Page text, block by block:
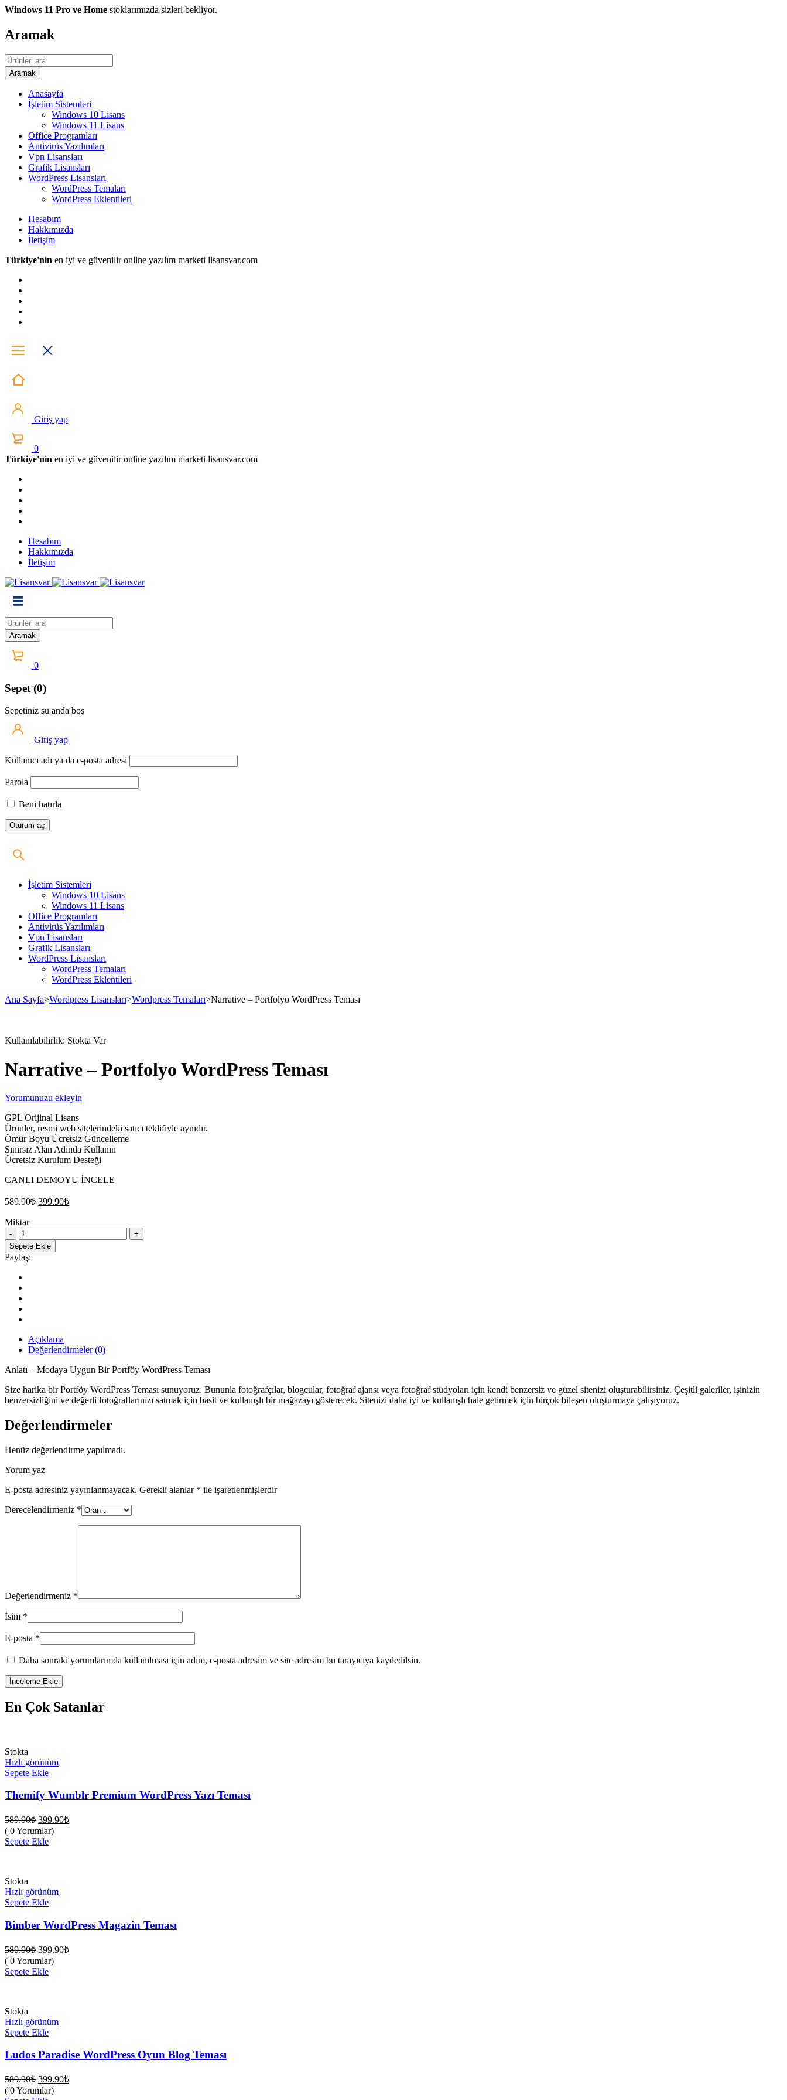
Windows 11 Pro ve Home stoklarımızda sizleri bekliyor.
Aramak
Anasayfa
İşletim Sistemleri
Windows 10 Lisans
Windows 11 Lisans
Office Programları
Antivirüs Yazılımları
Vpn Lisansları
Grafik Lisansları
WordPress Lisansları
WordPress Temaları
WordPress Eklentileri
Hesabım
Hakkımızda
İletişim
Türkiye'nin en iyi ve güvenilir online yazılım marketi lisansvar.com
Giriş yap
0
Türkiye'nin en iyi ve güvenilir online yazılım marketi lisansvar.com
Hesabım
Hakkımızda
İletişim
0
Sepet (0)
Sepetiniz şu anda boş
Giriş yap
Kullanıcı adı ya da e-posta adresi
Parola
Beni hatırla
İşletim Sistemleri
Windows 10 Lisans
Windows 11 Lisans
Office Programları
Antivirüs Yazılımları
Vpn Lisansları
Grafik Lisansları
WordPress Lisansları
WordPress Temaları
WordPress Eklentileri
Ana Sayfa>Wordpress Lisansları>Wordpress Temaları>Narrative – Portfolyo WordPress Teması
Kullanılabilirlik: Stokta Var
Narrative – Portfolyo WordPress Teması
Yorumunuzu ekleyin
GPL Orijinal Lisans
Ürünler, resmi web sitelerindeki satıcı teklifiyle aynıdır.
Ömür Boyu Ücretsiz Güncelleme
Sınırsız Alan Adında Kullanın
Ücretsiz Kurulum Desteği
CANLI DEMOYU İNCELE
589.90₺ Orijinal
399.90₺Şu
Miktar
Narrative
–
Portfolyo
WordPress
Teması
quantity
Sepete Ekle
Paylaş:
Açıklama
Değerlendirmeler (0)
Anlatı – Modaya Uygun Bir Portföy WordPress Teması
Size harika bir Portföy WordPress Teması sunuyoruz. Bununla fotoğrafçılar, blogcular, fotoğraf ajansı veya fotoğraf stüdyoları için kendi benzersiz ve güzel sitenizi oluşturabilirsiniz. Çeşitli galeriler, işinizin
benzersizliğini ve değerli fotoğraflarınızı satmak için basit ve kullanışlı bir mağazayı gösterecek. Sitenizi daha iyi ve kullanışlı hale getirmek için birçok bileşen oluşturmaya çalışıyoruz.
Değerlendirmeler
Henüz değerlendirme yapılmadı.
Yorum yaz
E-posta adresiniz yayınlanmayacak. Gerekli alanlar * ile işaretlenmişlerdir
Derecelendirmeniz *
Değerlendirmeniz *
İsim *
E-posta *
Daha sonraki yorumlarımda kullanılması için adım, e-posta adresim ve site adresim bu tarayıcıya kaydedilsin.
En Çok Satanlar
Stokta
Hızlı görünüm
Sepete Ekle
Themify Wumblr Premium WordPress Yazı Teması
589.90₺ Orijinal
fiyat:
589.90₺.
399.90₺Şu
( 0 Yorumlar)
Sepete Ekle
Stokta
Hızlı görünüm
Sepete Ekle
Bimber WordPress Magazin Teması
589.90₺ Orijinal
fiyat:
589.90₺.
399.90₺Şu
( 0 Yorumlar)
Sepete Ekle
Stokta
Hızlı görünüm
Sepete Ekle
Ludos Paradise WordPress Oyun Blog Teması
589.90₺ Orijinal
fiyat:
399.90₺Şu
( 0 Yorumlar)